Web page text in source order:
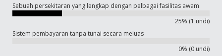
Sebuah persekitaran yang lengkap dengan pelbagai fasilitas awam
25% (1 undi)
Sistem pembayaran tanpa tunai secara meluas
0% (0 undi)